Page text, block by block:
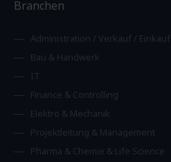
Branchen
Administration / Verkauf / Einkauf
Bau & Handwerk
IT
Finance & Controlling
Elektro & Mechanik
Projektleitung & Management
Pharma & Chemie & Life Science